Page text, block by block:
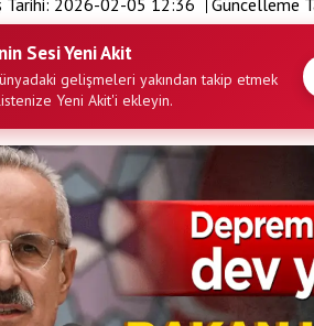
Tarihi: 2026-02-05 12:36 Güncelleme
Sesi Yeni Akit
gelişmeleri yakından takip etmek
Yeni Akit'i ekleyin.